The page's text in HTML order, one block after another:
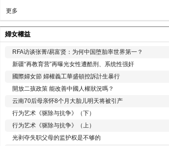
更多
婦女權益
RFA访谈张菁/易富贤：为何中国堕胎率世界第一？
新疆“再教育营”再曝光女性遭酷刑、系统性强奸
國際婦女節 婦權義工華盛頓控訴計生暴行
開放二孩政策 能改善中國人權狀況嗎？
云南70后母亲怀8个月大胎儿明天将被引产
行为艺术《驱除与抗争》（下）
行为艺术《驱除与抗争》（上）
光剥夺失职父母的监护权是不够的